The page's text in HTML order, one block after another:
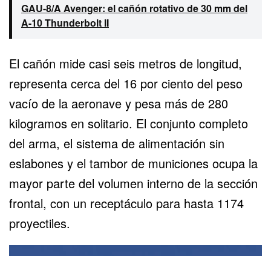
GAU-8/A Avenger: el cañón rotativo de 30 mm del
A-10 Thunderbolt II
El cañón mide casi seis metros de longitud,
representa cerca del 16 por ciento del peso
vacío de la aeronave y pesa más de 280
kilogramos en solitario. El conjunto completo
del arma, el sistema de alimentación sin
eslabones y el tambor de municiones ocupa la
mayor parte del volumen interno de la sección
frontal, con un receptáculo para hasta 1174
proyectiles.